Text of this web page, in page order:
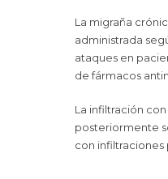
La migraña
administrada
ataques en
de fármacos
La infiltración
posteriormente
con